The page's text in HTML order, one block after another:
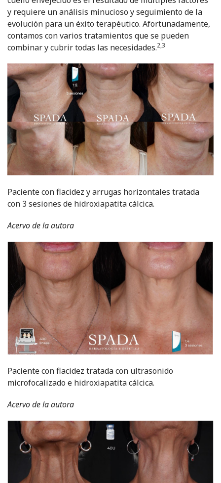
y requiere un análisis minucioso y seguimiento de la
evolución para un éxito terapéutico. Afortunadamente,
contamos con varios tratamientos que se pueden
combinar y cubrir todas las necesidades.2,3
Paciente con flacidez y arrugas horizontales tratada
con 3 sesiones de hidroxiapatita cálcica.
Acervo de la autora
Paciente con flacidez tratada con ultrasonido
microfocalizado e hidroxiapatita cálcica.
Acervo de la autora